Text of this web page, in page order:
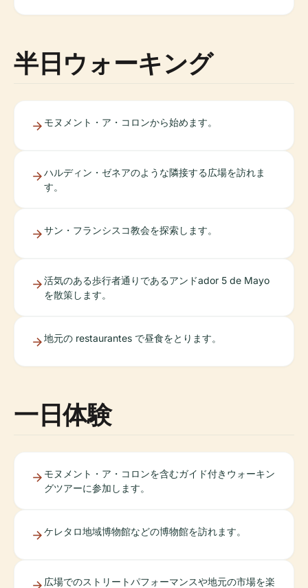
半日ウォーキング
モヌメント・ア・コロンから始めます。
ハルディン・ゼネアのような隣接する広場を訪れま
す。
サン・フランシスコ教会を探索します。
活気のある歩行者通りであるアンドador 5 de Mayo
を散策します。
地元の restaurantes で昼食をとります。
一日体験
モヌメント・ア・コロンを含むガイド付きウォーキン
グツアーに参加します。
ケレタロ地域博物館などの博物館を訪れます。
広場でのストリートパフォーマンスや地元の市場を楽